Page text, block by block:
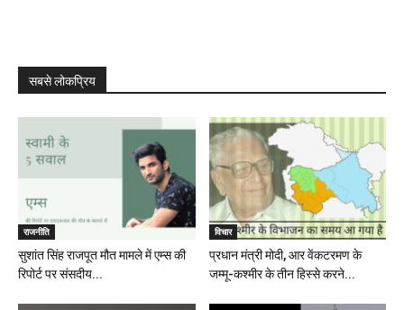
सबसे लोकप्रिय
राजनीति
सुशांत सिंह राजपूत मौत मामले में एम्स की
रिपोर्ट पर संसदीय...
विचार
प्रधान मंत्री मोदी, आर वेंकटरमण के
जम्मू-कश्मीर के तीन हिस्से करने...